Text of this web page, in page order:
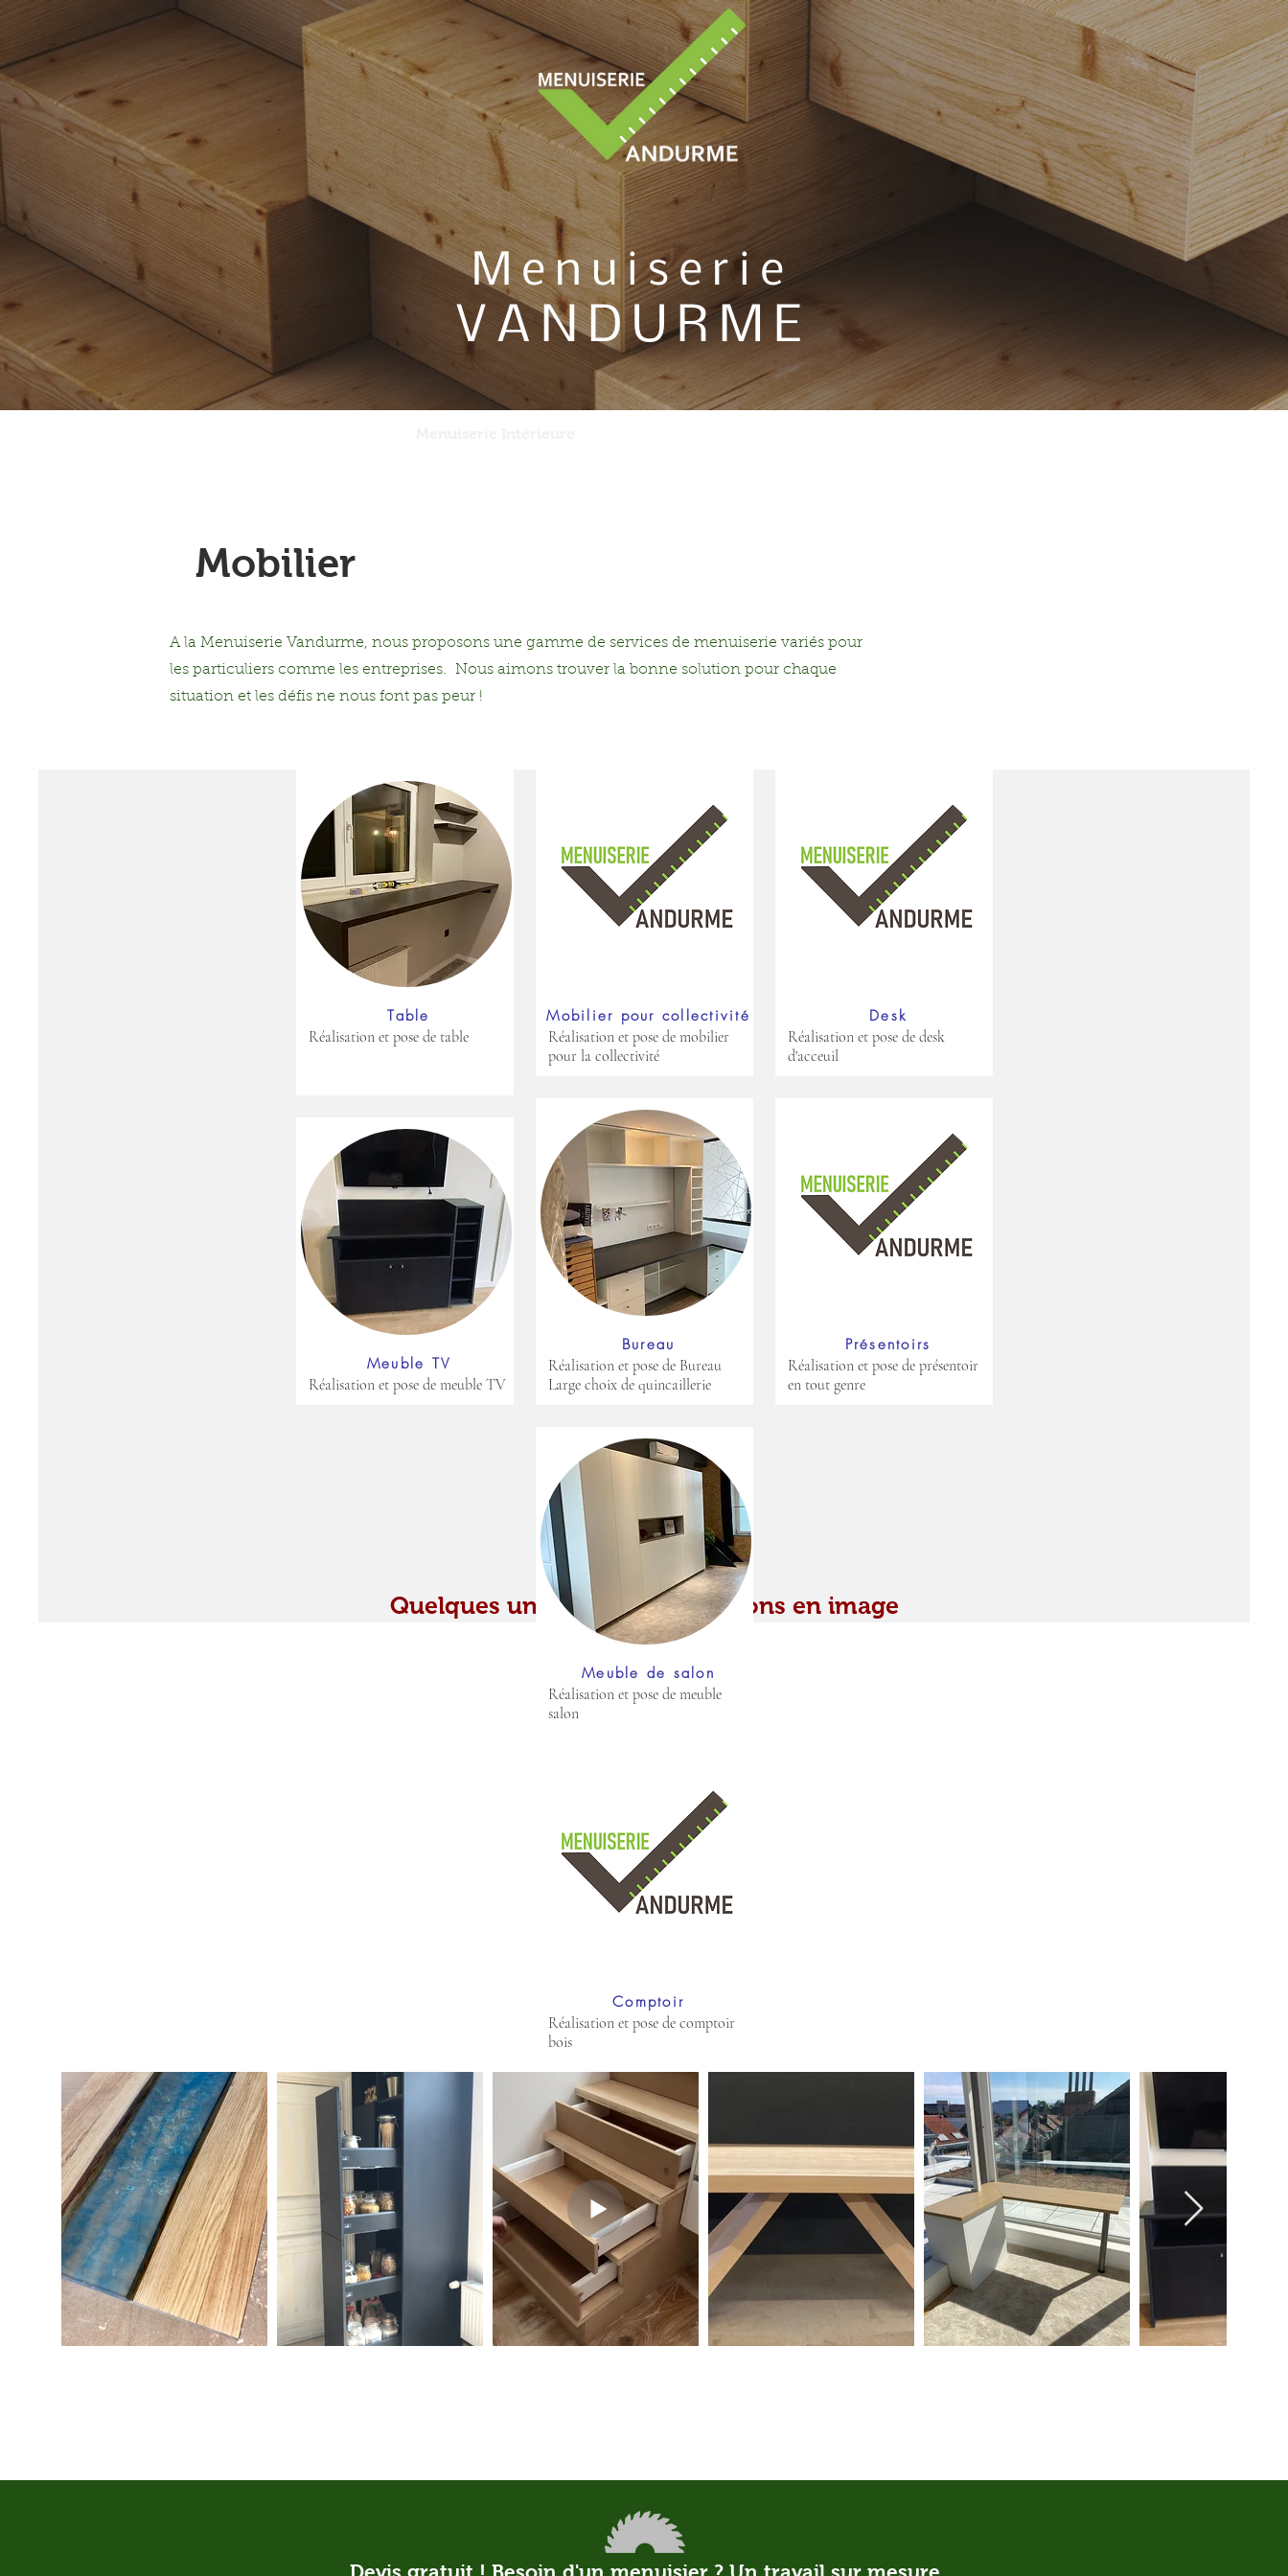
Menuiserie
VANDURME
Mobilier
A la Menuiserie Vandurme, nous proposons une gamme de services de menuiserie variés pour
les particuliers comme les entreprises. Nous aimons trouver la bonne solution pour chaque
situation et les défis ne nous font pas peur !
Quelques unes de nos réalisations en image
Table
Réalisation et pose de table
Meuble TV
Réalisation et pose de meuble TV
Mobilier pour collectivité
Réalisation et pose de mobilier
pour la collectivité
Bureau
Réalisation et pose de Bureau
Large choix de quincaillerie
Desk
Réalisation et pose de desk
d'acceuil
Présentoirs
Réalisation et pose de présentoir
en tout genre
Meuble de salon
Réalisation et pose de meuble
salon
Comptoir
Réalisation et pose de comptoir
bois